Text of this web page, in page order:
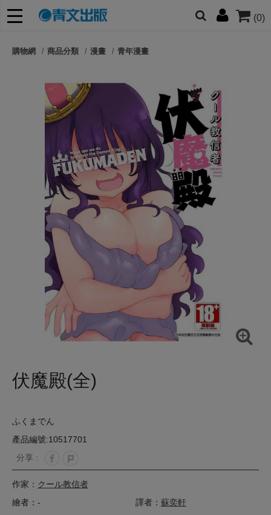
(0)
朋友們，提高警覺！
購物網 商品分類 漫畫 青年漫畫
伏魔殿(全)
ふくまでん
產品編號:10517701
分享 :
作家： クール教信者
繪者：-
譯者： 蘇奕軒